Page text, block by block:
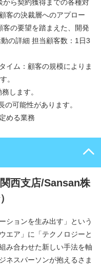
ら契約獲得までの各種対
客の決裁層へのアプロー
の要望を踏まえた、開発
の詳細 担当顧客数：1日3
イム：顧客の規模によりま
。
します。
可能性があります。
める業務
西支店/Sansan株
ションを生み出す」という
エア」に「テクノロジーと
み合わせた新しい手法を軸
ネスパーソンが抱えるさま